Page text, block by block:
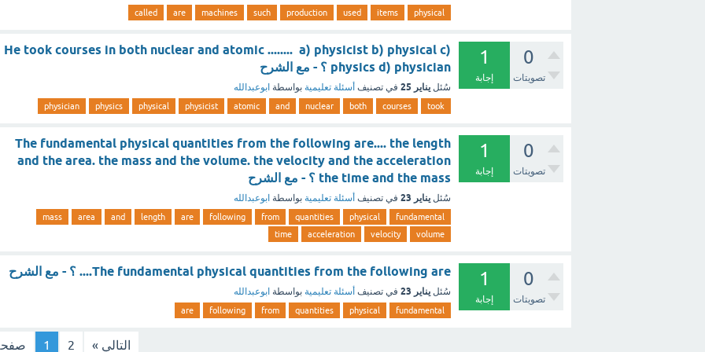
physical
items
used
production
such
machines
are
called
0
تصويتات
1
إجابة
He took courses in both nuclear and atomic ........ a) physicist b) physical c)
physics d) physician ؟ - مع الشرح
سُئل يناير 25 في تصنيف أسئلة تعليمية بواسطة ابوعبدالله
took
courses
both
nuclear
and
atomic
physicist
physical
physics
physician
0
تصويتات
1
إجابة
The fundamental physical quantities from the following are.... the length
and the area. the mass and the volume. the velocity and the acceleration
the time and the mass ؟ - مع الشرح
سُئل يناير 23 في تصنيف أسئلة تعليمية بواسطة ابوعبدالله
fundamental
physical
quantities
from
following
are
length
and
area
mass
volume
velocity
acceleration
time
0
تصويتات
1
إجابة
The fundamental physical quantities from the following are.... ؟ - مع الشرح
سُئل يناير 23 في تصنيف أسئلة تعليمية بواسطة ابوعبدالله
fundamental
physical
quantities
from
following
are
1 2 التالي »